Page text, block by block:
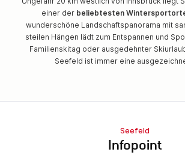
einer der beliebtesten
wunderschöne Landschaftspanorama mit
steilen Hängen lädt zum Entspannen und
Familienskitag oder ausgedehnter
Seefeld ist immer eine
Seefeld
Infopoint